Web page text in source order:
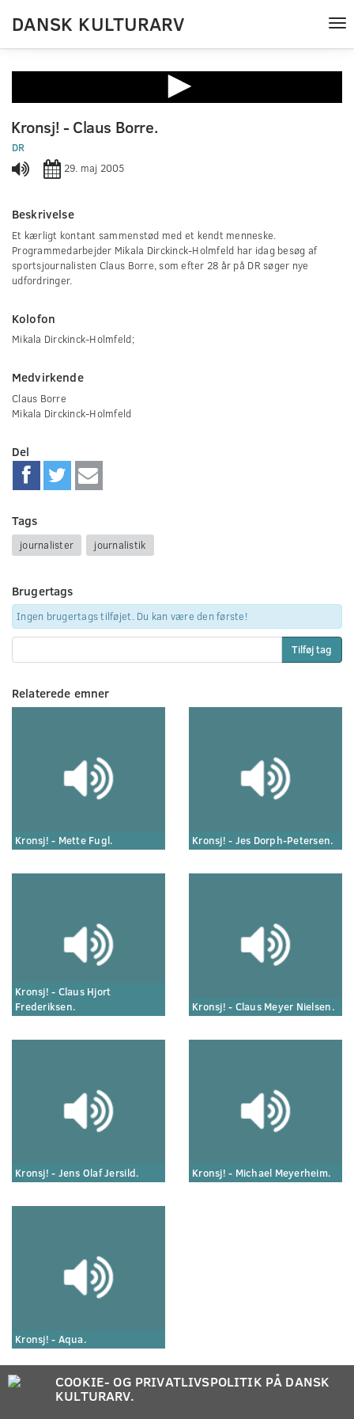
DANSK KULTURARV
seconds
of
0
seconds
Kronsj! - Claus Borre.
DR
29. maj 2005
Beskrivelse
Et kærligt kontant sammenstød med et kendt menneske.
Programmedarbejder Mikala Dirckinck-Holmfeld har idag besøg af
sportsjournalisten Claus Borre, som efter 28 år på DR søger nye
udfordringer.
Kolofon
Mikala Dirckinck-Holmfeld;
Medvirkende
Claus Borre
Mikala Dirckinck-Holmfeld
Del
Tags
journalister journalistik
Brugertags
Ingen brugertags tilføjet. Du kan være den første!
Tilføj tag
Relaterede emner
Kronsj! - Mette Fugl. Kronsj! - Jes Dorph-Petersen.
Kronsj! - Claus Hjort
Frederiksen.
Kronsj! - Claus Meyer Nielsen.
Kronsj! - Jens Olaf Jersild. Kronsj! - Michael Meyerheim.
Kronsj! - Aqua.
COOKIE- OG PRIVATLIVSPOLITIK PÅ DANSK
KULTURARV.